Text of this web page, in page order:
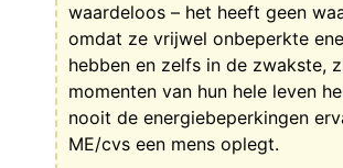
waardeloos – het heeft geen
omdat ze vrijwel onbeperkte
hebben en zelfs in de zwakste,
momenten van hun hele leven
nooit de energiebeperkingen
ME/cvs een mens oplegt.